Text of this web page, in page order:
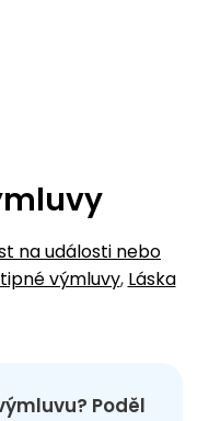
na události nebo
výmluvy, Láska
Poděl